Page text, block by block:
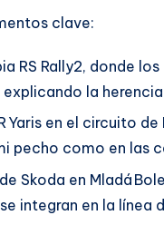
clave:
RS Rally2, donde
la
Yaris en el circuito
pecho como en las
Skoda en Mladá
integran en la línea